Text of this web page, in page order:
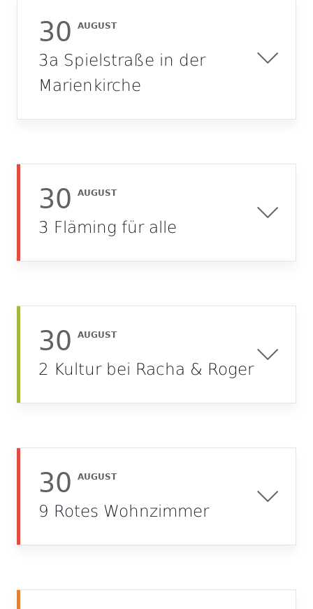
30 AUGUST
3a Spielstraße in der
Marienkirche
30 AUGUST
3 Fläming für alle
30 AUGUST
2 Kultur bei Racha & Roger
30 AUGUST
9 Rotes Wohnzimmer